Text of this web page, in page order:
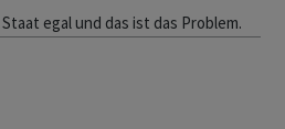
egal und das ist das Problem.